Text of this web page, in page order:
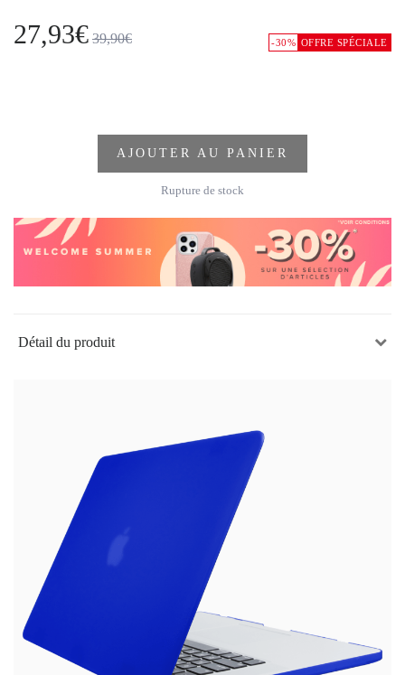
-30% OFFRE SPÉCIALE
27,93€ 39,90€
AJOUTER AU PANIER
Rupture de stock
Détail du produit